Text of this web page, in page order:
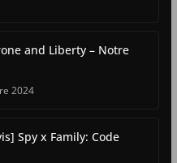
and Liberty – Notre
2024
Spy x Family: Code